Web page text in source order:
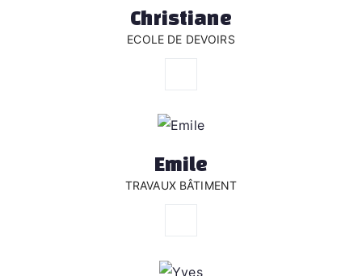
Christiane
ECOLE DE DEVOIRS
Emile
TRAVAUX BÂTIMENT